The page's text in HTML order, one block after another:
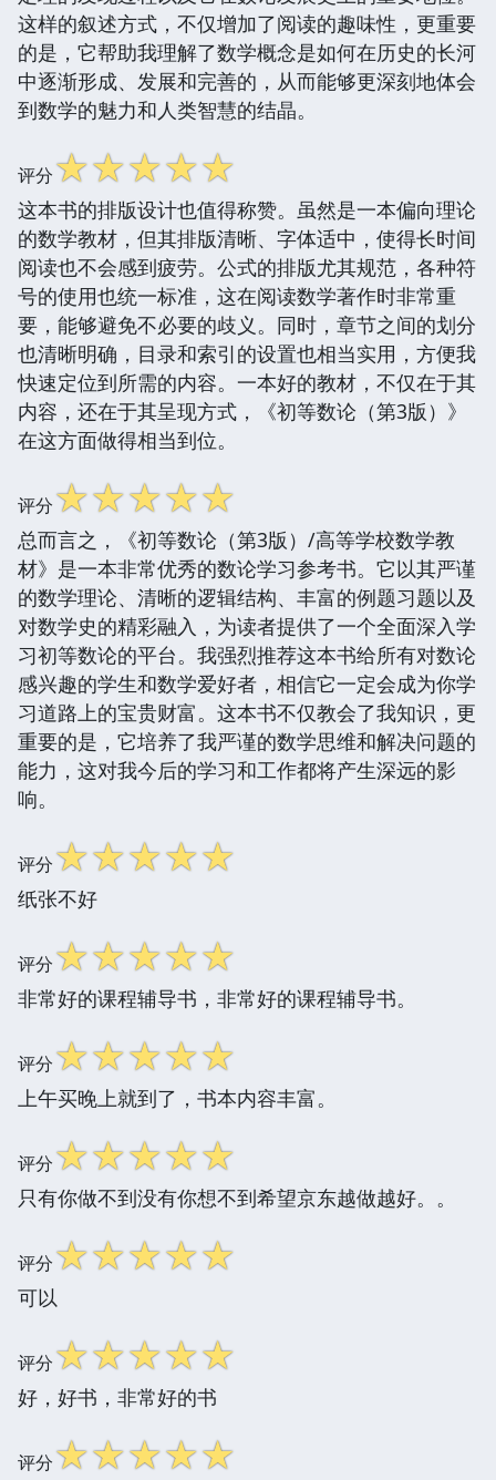
这样的叙述方式，不仅增加了阅读的趣味性，更重要
的是，它帮助我理解了数学概念是如何在历史的长河
中逐渐形成、发展和完善的，从而能够更深刻地体会
到数学的魅力和人类智慧的结晶。
评分☆☆☆☆☆
这本书的排版设计也值得称赞。虽然是一本偏向理论
的数学教材，但其排版清晰、字体适中，使得长时间
阅读也不会感到疲劳。公式的排版尤其规范，各种符
号的使用也统一标准，这在阅读数学著作时非常重
要，能够避免不必要的歧义。同时，章节之间的划分
也清晰明确，目录和索引的设置也相当实用，方便我
快速定位到所需的内容。一本好的教材，不仅在于其
内容，还在于其呈现方式，《初等数论（第3版）》
在这方面做得相当到位。
评分☆☆☆☆☆
总而言之，《初等数论（第3版）/高等学校数学教
材》是一本非常优秀的数论学习参考书。它以其严谨
的数学理论、清晰的逻辑结构、丰富的例题习题以及
对数学史的精彩融入，为读者提供了一个全面深入学
习初等数论的平台。我强烈推荐这本书给所有对数论
感兴趣的学生和数学爱好者，相信它一定会成为你学
习道路上的宝贵财富。这本书不仅教会了我知识，更
重要的是，它培养了我严谨的数学思维和解决问题的
能力，这对我今后的学习和工作都将产生深远的影
响。
评分☆☆☆☆☆
纸张不好
评分☆☆☆☆☆
非常好的课程辅导书，非常好的课程辅导书。
评分☆☆☆☆☆
上午买晚上就到了，书本内容丰富。
评分☆☆☆☆☆
只有你做不到没有你想不到希望京东越做越好。。
评分☆☆☆☆☆
可以
评分☆☆☆☆☆
好，好书，非常好的书
评分☆☆☆☆☆